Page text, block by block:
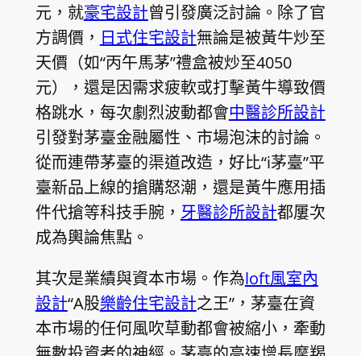
元，就豪宅設計曾引發廣泛討論。除了官
方調價， 日式住宅設計無論是被黃牛炒至
天價（如“丙午馬茅”禮盒被炒至4050
元），還是因需求疲軟或打擊黃牛導致價
格跳水，每次劇烈波動都會中醫診所設計
引發對茅臺金融屬性、市場泡沫的討論。
從而連帶茅臺的渠道改造，好比“i茅臺”平
臺新品上線的搶購怒潮，還是黃牛應用插
件代搶等科技手腕， 牙醫診所設計都屢次
成為輿論焦點。
其次是業績與資本市場。作為loft風室內
設計“A股樂齡住宅設計之王”，茅臺在資
本市場的任何風吹草動都會被縮小，牽動